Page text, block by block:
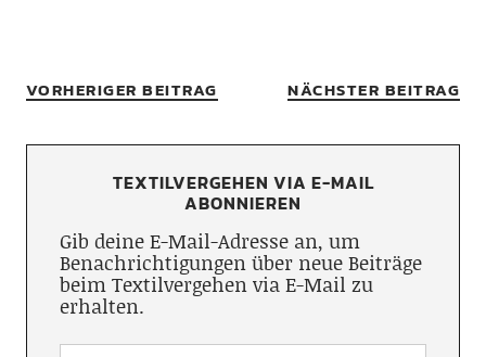
VORHERIGER BEITRAG NÄCHSTER BEITRAG
TEXTILVERGEHEN VIA E-MAIL
ABONNIEREN
Gib deine E-Mail-Adresse an, um
Benachrichtigungen über neue Beiträge
beim Textilvergehen via E-Mail zu
erhalten.